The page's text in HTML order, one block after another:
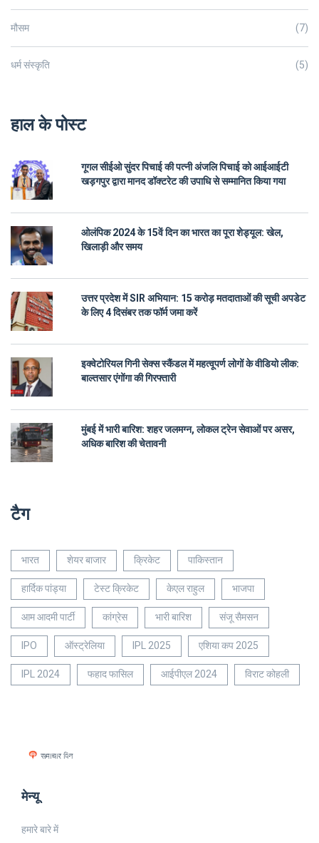
मौसम (7)
धर्म संस्कृति (5)
हाल के पोस्ट
गूगल सीईओ सुंदर पिचाई की पत्नी अंजलि पिचाई को आईआईटी
खड़गपुर द्वारा मानद डॉक्टरेट की उपाधि से सम्मानित किया गया
ओलंपिक 2024 के 15वें दिन का भारत का पूरा शेड्यूल: खेल,
खिलाड़ी और समय
उत्तर प्रदेश में SIR अभियान: 15 करोड़ मतदाताओं की सूची अपडेट
के लिए 4 दिसंबर तक फॉर्म जमा करें
इक्वेटोरियल गिनी सेक्स स्कैंडल में महत्वूपर्ण लोगों के वीडियो लीक:
बाल्तसार एंगोंगा की गिरफ्तारी
मुंबई में भारी बारिश: शहर जलमग्न, लोकल ट्रेन सेवाओं पर असर,
अधिक बारिश की चेतावनी
टैग
भारत शेयर बाजार क्रिकेट
पाकिस्तान
हार्दिक पांड्या
टेस्ट क्रिकेट केएल राहुल
भाजपा
आम आदमी पार्टी
कांग्रेस भारी बारिश
संजू सैमसन
IPO
ऑस्ट्रेलिया IPL 2025
एशिया कप 2025
IPL 2024
फहाद फासिल आईपीएल 2024 विराट कोहली
मेन्यू
हमारे बारे में